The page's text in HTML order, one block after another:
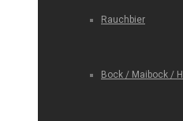
Rauchbier
Bock / Maibock /